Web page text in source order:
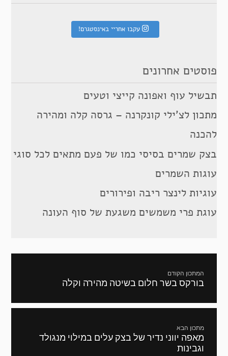
עקבו אחריי באינסטגרם!
פוסטים אחרונים
תבשיל עוף ואפונה קייצי וטעים
מתכון לצ’ילי קונקרנה – גרסה קלה ומהירה
להכנה
בצק שמרים בסיסי כמו של פעם מתאים לכל סוגי
עוגות השמרים
עוגיות לינצר ריבה ופירורים
עוגת פרי משמשים משגעת של סוף העונה
המתכון הקודם
מתכון
בורקס בשר חלום בשיטה מהירה וקלה
מתכון הבא
המתכון
הבא:
מאפה יווני נדיר של בצק עלים במילוי מנגולד
וגבינות